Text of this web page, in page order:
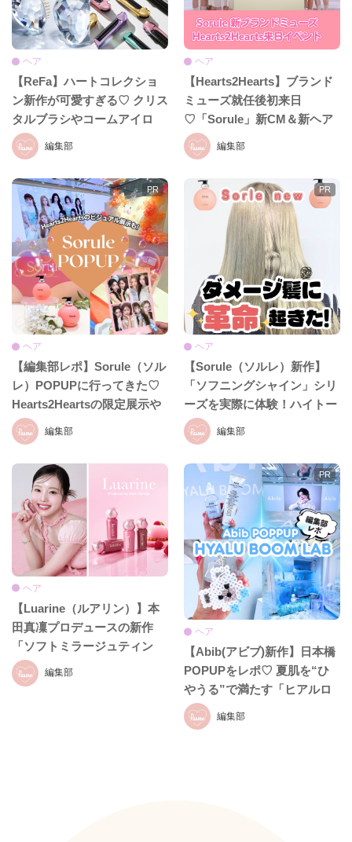
編集部
ヘア
【ReFa】ハートコレクショ
ン新作が可愛すぎる♡ クリス
タルブラシやコームアイロ
ン、ハートドライヤーまで新
アイテムが続々登場！
編集部
ヘア
【Hearts2Hearts】ブランド
ミューズ就任後初来日
♡「Sorule」新CM＆新ヘア
ケアライン発表イベント
編集部
ヘア
【編集部レポ】Sorule（ソル
レ）POPUPに行ってきた♡
Hearts2Heartsの限定展示や
新ヘアケアラインをひと足先
にチェック♪
編集部
ヘア
【Sorule（ソルレ）新作】
「ソフニングシャイン」シリ
ーズを実際に体験！ハイトー
ンカラーを繰り返したダメー
ジ毛で検証♡
編集部
ヘア
【Luarine（ルアリン）】本
田真凜プロデュースの新作
「ソフトミラージュティン
ト」が7月8日発売♡日本橋で
限定POPUPも開催！
編集部
ヘア
【Abib(アビブ)新作】日本橋
POPUPをレポ♡ 夏肌を“ひ
やうる”で満たす「ヒアルロ
ニックブームライン」が先行
登場！